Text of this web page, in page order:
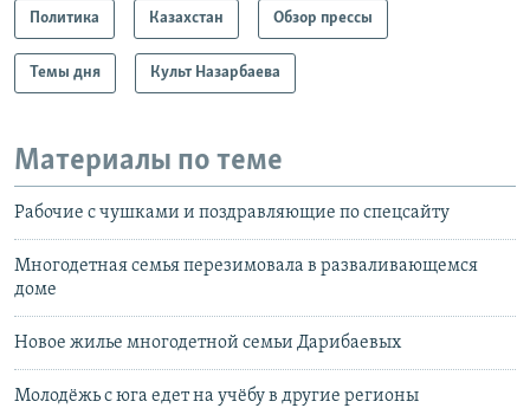
Политика Казахстан Обзор прессы
Темы дня Культ Назарбаева
Материалы по теме
Рабочие с чушками и поздравляющие по спецсайту
Многодетная семья перезимовала в разваливающемся
доме
Новое жилье многодетной семьи Дарибаевых
Молодёжь с юга едет на учёбу в другие регионы